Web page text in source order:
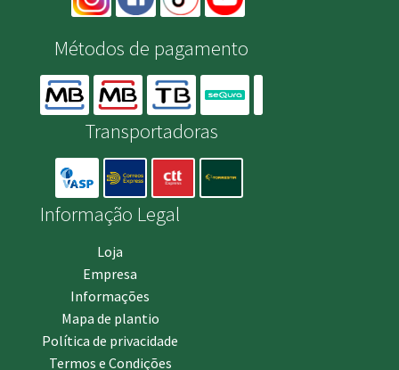
Métodos de pagamento
Transportadoras
Informação Legal
Loja
Empresa
Informações
Mapa de plantio
Política de privacidade
Termos e Condições